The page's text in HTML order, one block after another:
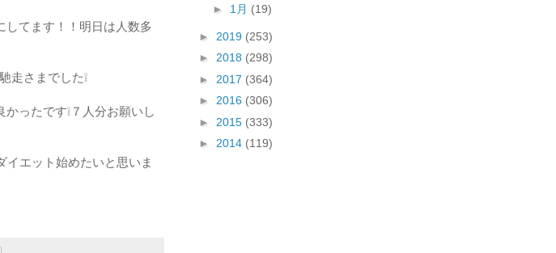
してます！！明日は人数多
走さまでした❕
ったです❕７人分お願いし
イエット始めたいと思いま
► 1月 (19)
► 2019 (253)
► 2018 (298)
► 2017 (364)
► 2016 (306)
► 2015 (333)
► 2014 (119)